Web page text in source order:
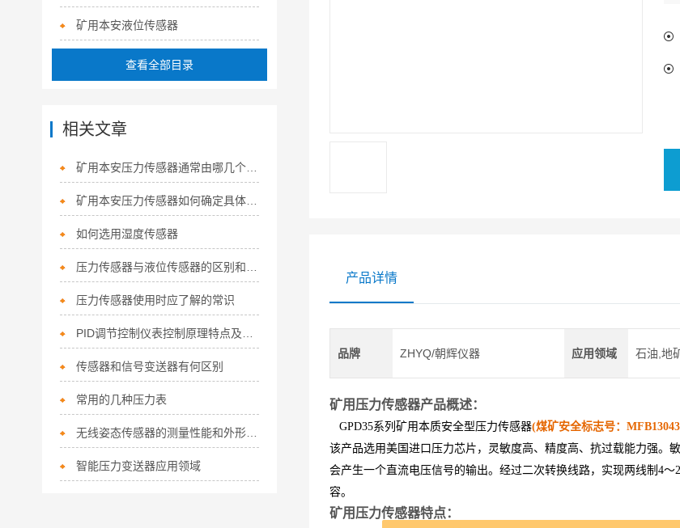
产品详情
品牌 ZHYQ/朝辉仪器 应用领域 石油,地
矿用压力传感器产品概述：
GPD35系列矿用本质安全型压力传感器(煤矿安全标志号：
该产品选用美国进口压力芯片，灵敏度高、精度高、抗过载能力强。
会产生一个直流电压信号的输出。经过二次转换线路，实现两线制 4～
容。
矿用压力传感器特点：
矿用本安液位传感器
查看全部目录
相关文章
矿用本安压力传感器通常由哪几个部分组成？
矿用本安压力传感器如何确定具体安装位置
如何选用湿度传感器
压力传感器使用时应了解的常识
传感器和信号变送器有何区别
常用的几种压力表
无线姿态传感器的测量性能和外形特点
智能压力变送器应用领域